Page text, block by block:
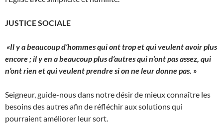
JUSTICE SOCIALE
«Il y a beaucoup d’hommes qui ont trop et qui veulent avoir plus
encore ; il y en a beaucoup plus d’autres qui n’ont pas assez, qui
n’ont rien et qui veulent prendre si on ne leur donne pas. »
Seigneur, guide-nous dans notre désir de mieux connaître les
besoins des autres afin de réfléchir aux solutions qui
pourraient améliorer leur sort.